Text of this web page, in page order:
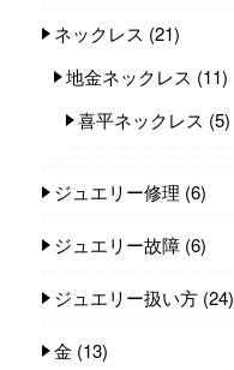
ネックレス (21)
地金ネックレス (11)
喜平ネックレス (5)
ジュエリー修理 (6)
ジュエリー故障 (6)
ジュエリー扱い方 (24)
金 (13)